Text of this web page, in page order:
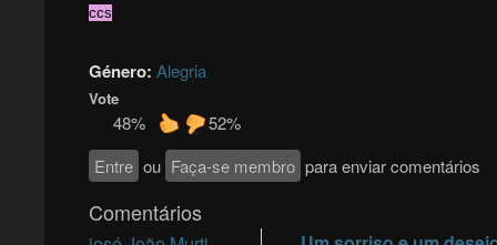
ccs
Género: Alegria
Vote
48%
52%
Entre ou Faça-se membro para enviar comentários
Comentários